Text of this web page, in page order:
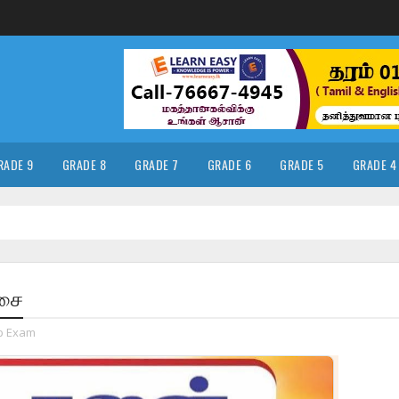
9 GRADE 8 GRADE 7 GRADE 6 GRADE 5 GRADE 4
Exam